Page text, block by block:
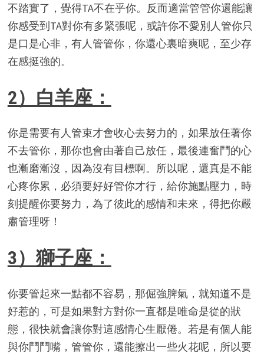
不踏實了，覺得TA不在乎你。反而適當管管你還能讓
你感受到TA對你有多緊張呢，或許你不愛別人管你只
是口是心非，有人管管你，你還心裏暗爽呢，至少存
在感挺強的。
2）白羊座：
你是需要有人管束才會收心去努力的，如果放任著你
不去管你，那你也會由著自己放任，最後連奮鬥的心
也漸磨漸沒，因為沒有目標啊。所以呢，還真是不能
心疼你累，必須要好好管你才行，給你施點壓力，時
刻提醒你要努力，為了彼此的感情和未來，得把你嚴
肅管理呀！
3）獅子座：
你要管起來一點都不容易，那倔強脾氣，就知道不是
好惹的，可是如果對方對你一直都是唯命是從的狀
態，很快就會讓你對這感情心生厭倦。若是有個人能
與你鬥鬥嘴，管管你，還能擦出一些火花呢，所以要